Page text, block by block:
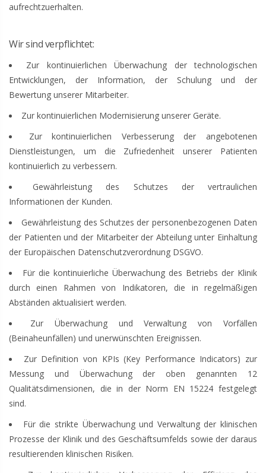
aufrechtzuerhalten.
Wir sind verpflichtet:
Zur kontinuierlichen Überwachung der technologischen
Entwicklungen, der Information, der Schulung und der
Bewertung unserer Mitarbeiter.
Zur kontinuierlichen Modernisierung unserer Geräte.
Zur kontinuierlichen Verbesserung der angebotenen
Dienstleistungen, um die Zufriedenheit unserer Patienten
kontinuierlich zu verbessern.
Gewährleistung des Schutzes der vertraulichen
Informationen der Kunden.
Gewährleistung des Schutzes der personenbezogenen Daten
der Patienten und der Mitarbeiter der Abteilung unter Einhaltung
der Europäischen Datenschutzverordnung DSGVO.
Für die kontinuierliche Überwachung des Betriebs der Klinik
durch einen Rahmen von Indikatoren, die in regelmäßigen
Abständen aktualisiert werden.
Zur Überwachung und Verwaltung von Vorfällen
(Beinaheunfällen) und unerwünschten Ereignissen.
Zur Definition von KPIs (Key Performance Indicators) zur
Messung und Überwachung der oben genannten 12
Qualitätsdimensionen, die in der Norm EN 15224 festgelegt
sind.
Für die strikte Überwachung und Verwaltung der klinischen
Prozesse der Klinik und des Geschäftsumfelds sowie der daraus
resultierenden klinischen Risiken.